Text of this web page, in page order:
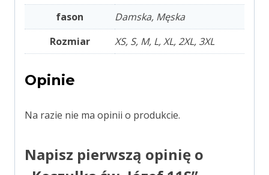
fason
Damska, Męska
Rozmiar
XS, S, M, L, XL, 2XL, 3XL
Opinie
Na razie nie ma opinii o produkcie.
Napisz pierwszą opinię o